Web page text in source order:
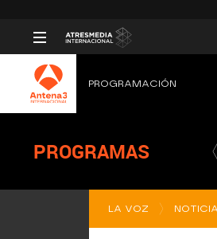
PROGRAMACIÓN
PROGRAMAS
LA VOZ